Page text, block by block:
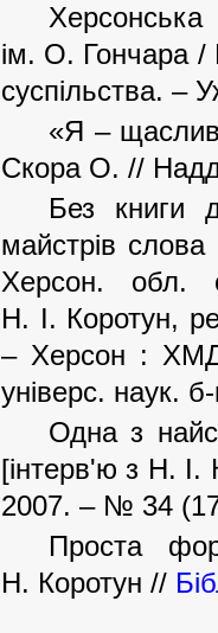
ім. О. Гончара /
суспільства. –
«Я –
Скора О. //
Без книги
майстрів
Херсон. обл.
Н. І. Коротун,
– Херсон :
універс. наук.
Одна з
[інтерв'ю з Н. І.
2007. – № 34
Проста
Н. Коротун //